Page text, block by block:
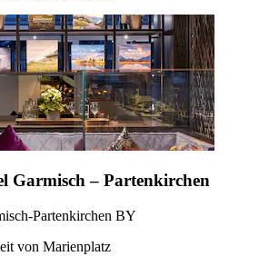
Garmisch – Partenkirchen
Partenkirchen BY
von Marienplatz